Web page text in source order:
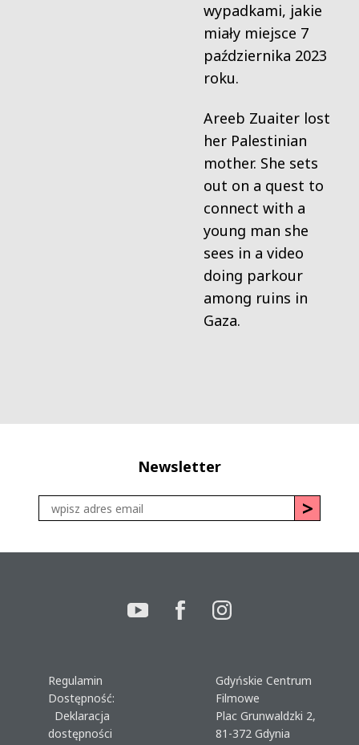
wypadkami, jakie
miały miejsce 7
października 2023
roku.
Areeb Zuaiter lost
her Palestinian
mother. She sets
out on a quest to
connect with a
young man she
sees in a video
doing parkour
among ruins in
Gaza.
Newsletter
Regulamin
Dostępność:
Deklaracja
dostępności
Gdyńskie Centrum
Filmowe
Plac Grunwaldzki 2,
81-372 Gdynia